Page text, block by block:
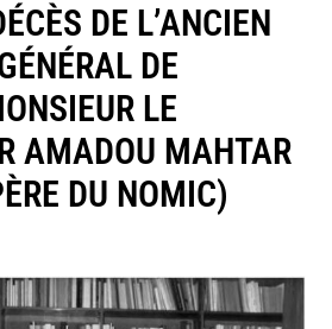
DE L’ANCIEN
DE
LE
AMADOU MAHTAR
DU NOMIC)